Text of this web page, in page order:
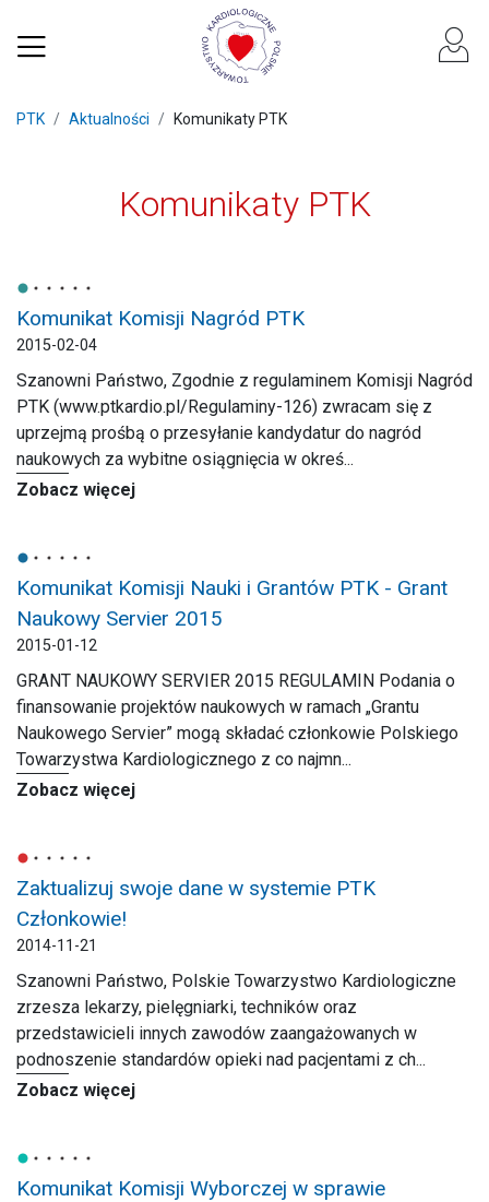
PTK Aktualności Komunikaty PTK
Komunikaty PTK
Komunikat Komisji Nagród PTK
2015-02-04
Szanowni Państwo, Zgodnie z regulaminem Komisji Nagród
PTK (www.ptkardio.pl/Regulaminy-126) zwracam się z
uprzejmą prośbą o przesyłanie kandydatur do nagród
naukowych za wybitne osiągnięcia w okreś...
Zobacz więcej
Komunikat Komisji Nauki i Grantów PTK - Grant
Naukowy Servier 2015
2015-01-12
GRANT NAUKOWY SERVIER 2015 REGULAMIN Podania o
finansowanie projektów naukowych w ramach „Grantu
Naukowego Servier” mogą składać członkowie Polskiego
Towarzystwa Kardiologicznego z co najmn...
Zobacz więcej
Zaktualizuj swoje dane w systemie PTK
Członkowie!
2014-11-21
Szanowni Państwo, Polskie Towarzystwo Kardiologiczne
zrzesza lekarzy, pielęgniarki, techników oraz
przedstawicieli innych zawodów zaangażowanych w
podnoszenie standardów opieki nad pacjentami z ch...
Zobacz więcej
Komunikat Komisji Wyborczej w sprawie